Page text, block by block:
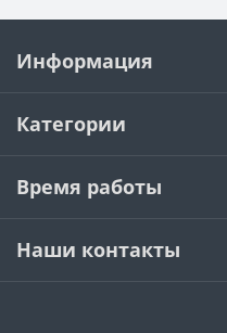
Информация
Категории
Время работы
Наши контакты